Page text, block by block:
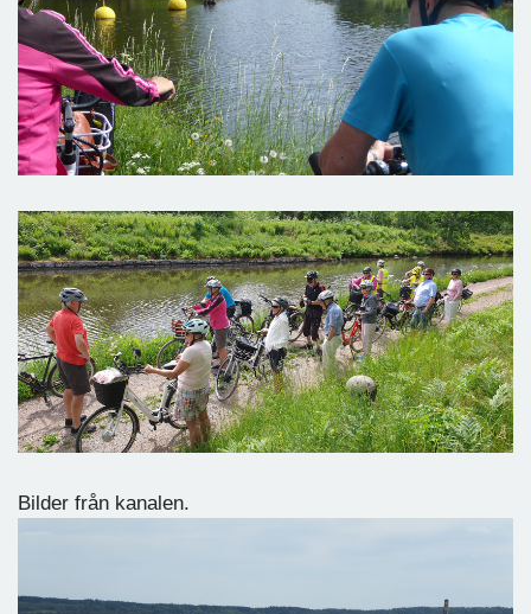
Bilder från kanalen.